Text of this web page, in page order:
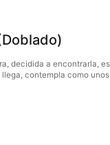
decidida a encontrarla,
contempla como